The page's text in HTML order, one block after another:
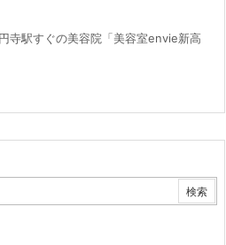
寺駅すぐの美容院「美容室envie新高